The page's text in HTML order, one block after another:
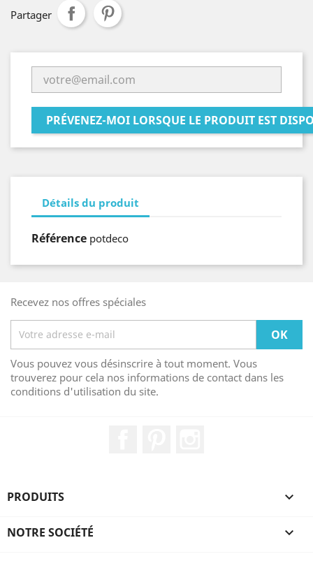
Partager
PRÉVENEZ-MOI LORSQUE LE PRODUIT EST
Détails du produit
Référence potdeco
Recevez nos offres spéciales
Vous pouvez vous désinscrire à tout moment. Vous
trouverez pour cela nos informations de contact dans les
conditions d'utilisation du site.
PRODUITS 
NOTRE SOCIÉTÉ 